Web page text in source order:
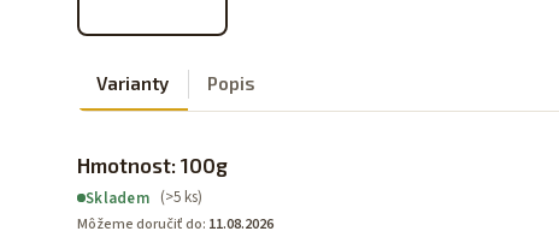
Varianty Popis
Hmotnost: 100g
Skladem (>5 ks)
Môžeme doručiť do: 11.08.2026